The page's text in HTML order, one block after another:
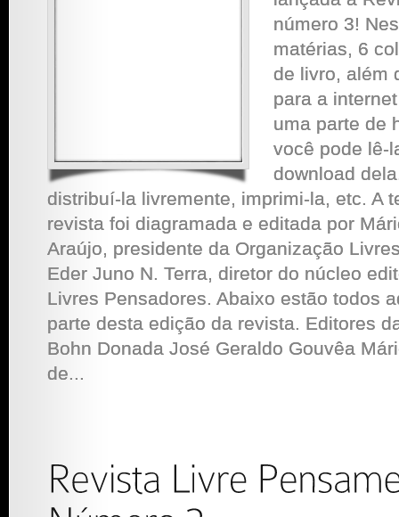
número 3!
matérias, 6
de livro, além
para a
uma parte de
você pode lê-
download
distribuí-la livremente, imprimi-la, etc. A
revista foi diagramada e editada por
Araújo, presidente da Organização
Eder Juno N. Terra, diretor do núcleo
Livres Pensadores. Abaixo estão todos
parte desta edição da revista. Editores
Bohn Donada José Geraldo Gouvêa
de...